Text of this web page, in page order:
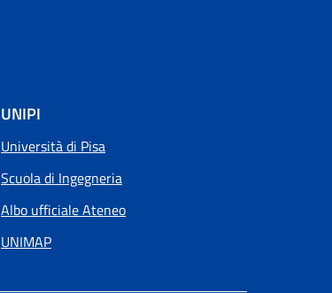
UNIPI
Università di Pisa
Scuola di Ingegneria
Albo ufficiale Ateneo
UNIMAP